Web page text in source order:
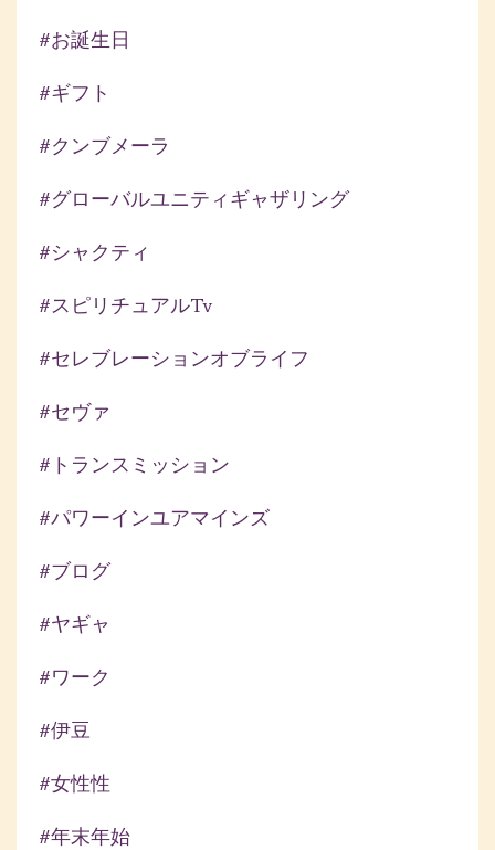
#お誕生日
#ギフト
#クンブメーラ
#グローバルユニティギャザリング
#シャクティ
#スピリチュアルtv
#セレブレーションオブライフ
#セヴァ
#トランスミッション
#パワーインユアマインズ
#ブログ
#ヤギャ
#ワーク
#伊豆
#女性性
#年末年始